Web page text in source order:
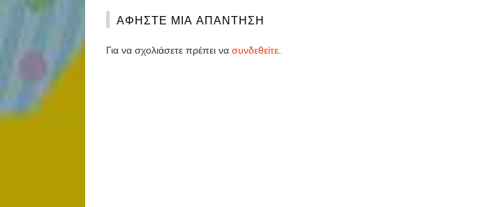
ΑΦΉΣΤΕ ΜΙΑ ΑΠΆΝΤΗΣΗ
Για να σχολιάσετε πρέπει να συνδεθείτε